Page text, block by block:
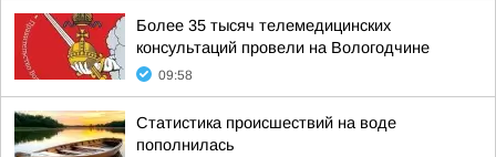
Более 35 тысяч телемедицинских
консультаций провели на Вологодчине
09:58
Статистика происшествий на воде
пополнилась